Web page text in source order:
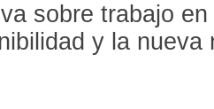
sobre trabajo
y la nueva